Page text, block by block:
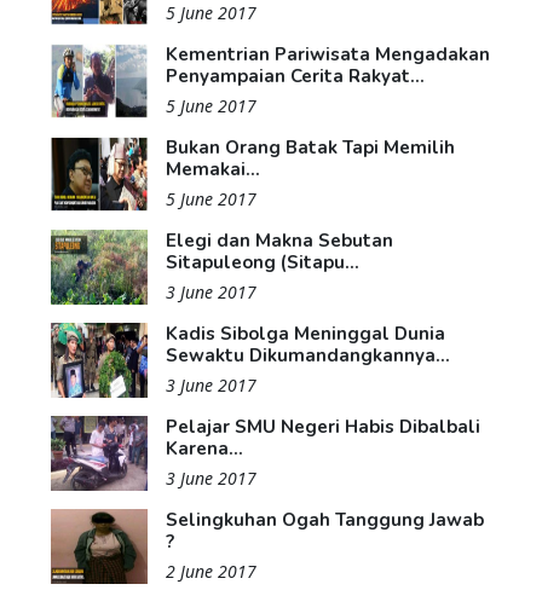
5 June 2017
Kementrian Pariwisata Mengadakan
Penyampaian Cerita Rakyat...
5 June 2017
Bukan Orang Batak Tapi Memilih
Memakai...
5 June 2017
Elegi dan Makna Sebutan
Sitapuleong (Sitapu...
3 June 2017
Kadis Sibolga Meninggal Dunia
Sewaktu Dikumandangkannya...
3 June 2017
Pelajar SMU Negeri Habis Dibalbali
Karena...
3 June 2017
Selingkuhan Ogah Tanggung Jawab
?
2 June 2017